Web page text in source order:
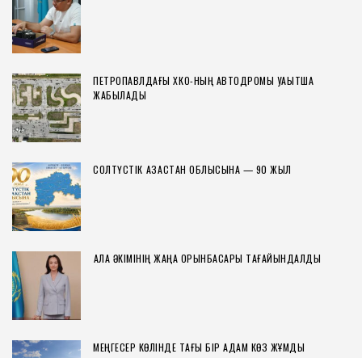
ПЕТРОПАВЛДАҒЫ ХҚКО-НЫҢ АВТОДРОМЫ УАҚЫТША
ЖАБЫЛАДЫ
СОЛТҮСТІК ҚАЗАҚСТАН ОБЛЫСЫНА — 90 ЖЫЛ
ҚАЛА ӘКІМІНІҢ ЖАҢА ОРЫНБАСАРЫ ТАҒАЙЫНДАЛДЫ
МЕҢГЕСЕР КӨЛІНДЕ ТАҒЫ БІР АДАМ КӨЗ ЖҰМДЫ